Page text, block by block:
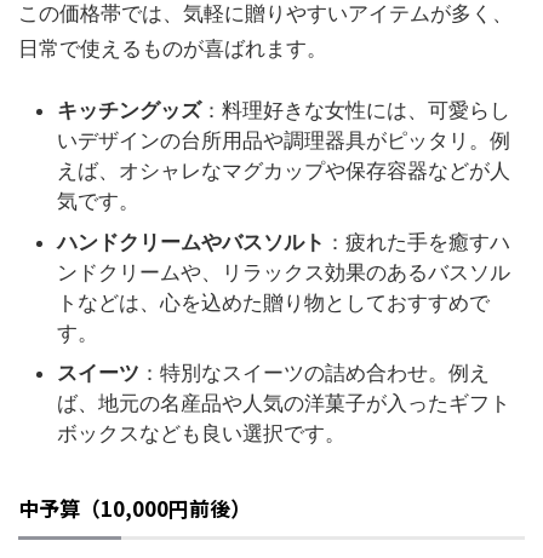
この価格帯では、気軽に贈りやすいアイテムが多く、
日常で使えるものが喜ばれます。
キッチングッズ：料理好きな女性には、可愛らし
いデザインの台所用品や調理器具がピッタリ。例
えば、オシャレなマグカップや保存容器などが人
気です。
ハンドクリームやバスソルト ：疲れた手を癒すハ
ンドクリームや、リラックス効果のあるバスソル
トなどは、心を込めた贈り物としておすすめで
す。
スイーツ ：特別なスイーツの詰め合わせ。例え
ば、地元の名産品や人気の洋菓子が入ったギフト
ボックスなども良い選択です。
中予算（10,000円前後）